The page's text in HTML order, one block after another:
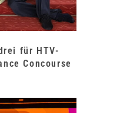
für HTV-
Concourse